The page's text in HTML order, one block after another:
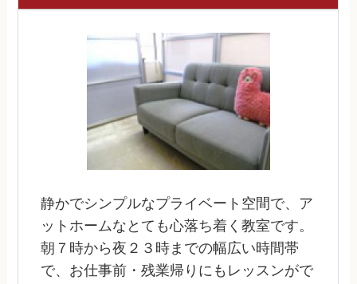
静かでシンプルなプライベート空間で、ア
ットホームなとても心落ち着く教室です。
朝７時から夜２３時までの幅広い時間帯
で、お仕事前・残業帰りにもレッスンがで